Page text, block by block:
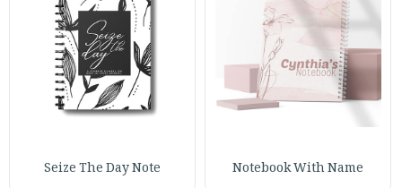
Notebook With Name
Seize The Day Note